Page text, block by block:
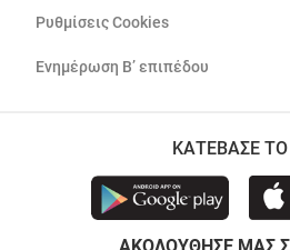
Ρυθμίσεις Cookies
Ενημέρωση Β’ επιπέδου
ΚΑΤΕΒΑΣΕ ΤΟ